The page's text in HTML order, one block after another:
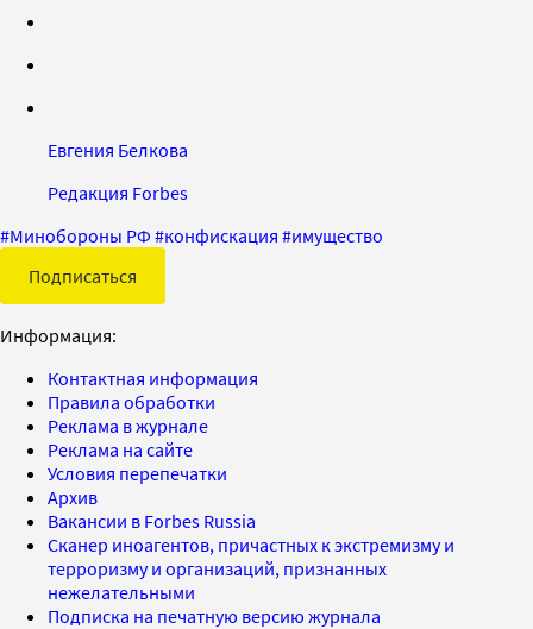
Евгения Белкова
Редакция Forbes
#Минобороны РФ #конфискация #имущество
Подписаться
Информация:
Контактная информация
Правила обработки
Реклама в журнале
Реклама на сайте
Условия перепечатки
Архив
Вакансии в Forbes Russia
Сканер иноагентов, причастных к экстремизму и
терроризму и организаций, признанных
нежелательными
Подписка на печатную версию журнала